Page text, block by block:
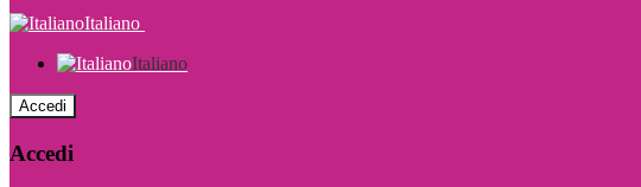
Italiano
Italiano
Accedi
Accedi